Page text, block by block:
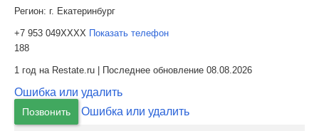
Регион: г. Екатеринбург
+7 953 049XXXX Показать телефон
188
1 год на Restate.ru | Последнее обновление 08.08.2026
Ошибка или удалить
Позвонить Ошибка или удалить